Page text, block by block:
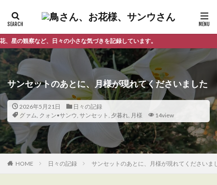
など、日々の小さな気づきを記録しています。
サンセットのあとに、月様が現れてくださいました
2026年5月21日
日々の記録
グァム, クォン•サンウ, サンセット , 夕暮れ, 月様 14view
HOME 日々の記録 サンセットのあとに、月様が現れてくださいま